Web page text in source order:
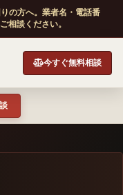
の方へ。業者名・電話番
相談ください。
今すぐ無料相談